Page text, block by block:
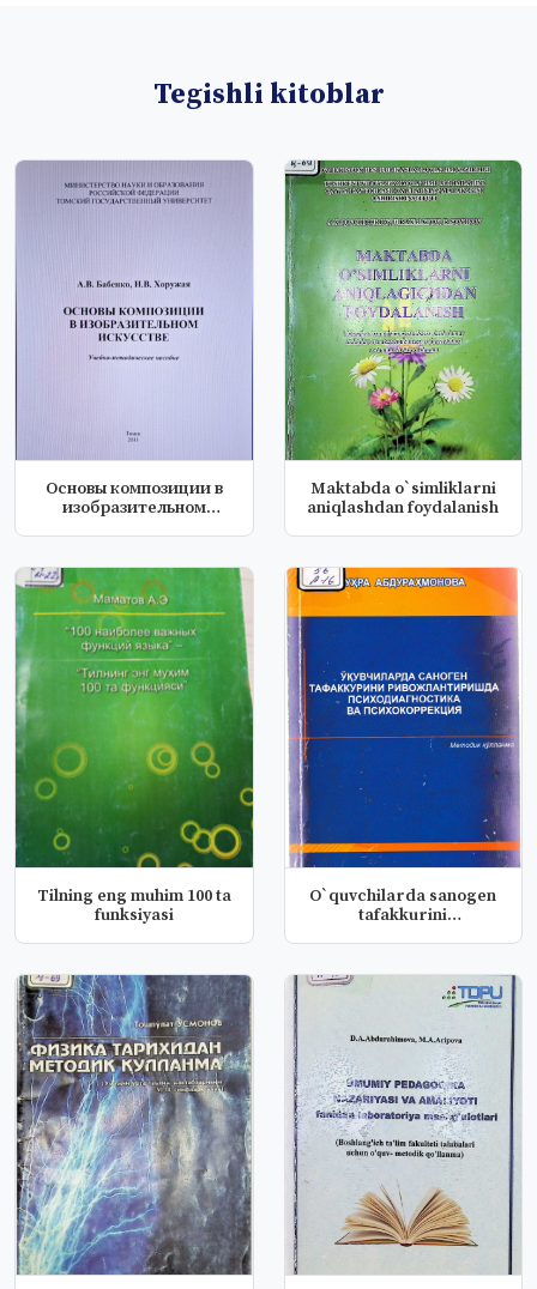
Tegishli kitoblar
Основы композиции в
изобразительном
Maktabda o`simliklarni
aniqlashdan foydalanish
Tilning eng muhim 100 ta
funksiyasi
O`quvchilarda sanogen
tafakkurini